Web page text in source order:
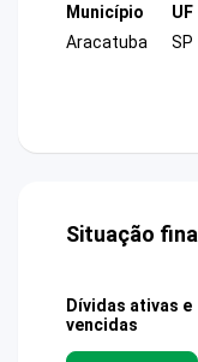
Município
Aracatuba
UF
SP
Situação
Dívidas ativas e
vencidas